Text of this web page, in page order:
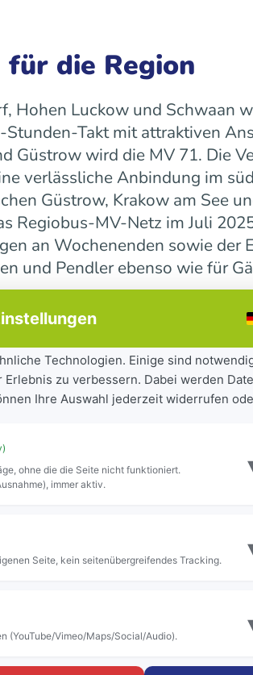
die Region
Hohen Luckow und Schwaan
Takt mit attraktiven
Güstrow wird die MV 71. Die
verlässliche Anbindung im
Güstrow, Krakow am See
Regiobus-MV-Netz im Juli
an Wochenenden sowie der
und Pendler ebenso wie für
weiter
laufenden
besser
und Bürger sowie
Die neuen MV-
vor allem die Bezeichnung
Liniennummern werden
Technologien. Einige sind
zu verbessern. Dabei werden
Ihre Auswahl jederzeit widerrufen
ohne die die Seite nicht funktioniert.
immer aktiv.
Seite, kein seitenübergreifendes Tracking.
(YouTube/Vimeo/Maps/Social/Audio).